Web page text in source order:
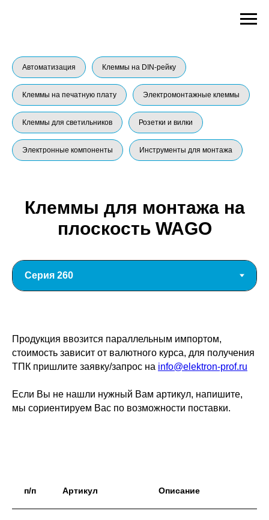
Автоматизация Клеммы на DIN-рейку
Клеммы на печатную плату Электромонтажные клеммы
Клеммы для светильников Розетки и вилки
Электронные компоненты Инструменты для монтажа
Клеммы для монтажа на
плоскость WAGO
Продукция ввозится параллельным импортом,
стоимость зависит от валютного курса, для получения
ТПК пришлите заявку/запрос на info@elektron-prof.ru
Если Вы не нашли нужный Вам артикул, напишите,
мы сориентируем Вас по возможности поставки.
п/п Артикул Описание